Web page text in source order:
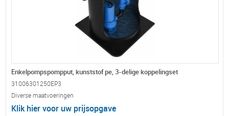
Enkelpompspompput, kunststof pe, 3-delige koppelingset
31006301250EP3
Diverse maatvoeringen
Klik hier voor uw prijsopgave